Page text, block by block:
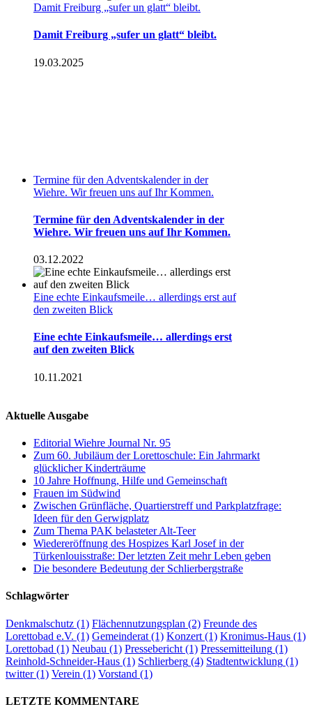
Damit Freiburg „sufer un glatt“ bleibt.
Damit Freiburg „sufer un glatt“ bleibt.
19.03.2025
Termine für den Adventskalender in der
Wiehre. Wir freuen uns auf Ihr Kommen.
Termine für den Adventskalender in der
Wiehre. Wir freuen uns auf Ihr Kommen.
03.12.2022
Eine echte Einkaufsmeile… allerdings erst auf
den zweiten Blick
Eine echte Einkaufsmeile… allerdings erst
auf den zweiten Blick
10.11.2021
Aktuelle Ausgabe
Editorial Wiehre Journal Nr. 95
Zum 60. Jubiläum der Lorettoschule: Ein Jahrmarkt
glücklicher Kinderträume
10 Jahre Hoffnung, Hilfe und Gemeinschaft
Frauen im Südwind
Zwischen Grünfläche, Quartierstreff und Parkplatzfrage:
Ideen für den Gerwigplatz
Zum Thema PAK belasteter Alt-Teer
Wiedereröffnung des Hospizes Karl Josef in der
Türkenlouisstraße: Der letzten Zeit mehr Leben geben
Die besondere Bedeutung der Schlierbergstraße
Schlagwörter
Denkmalschutz (1) Flächennutzungsplan (2) Freunde des
Lorettobad e.V. (1) Gemeinderat (1) Konzert (1) Kronimus-Haus (1)
Lorettobad (1) Neubau (1) Pressebericht (1) Pressemitteilung (1)
Reinhold-Schneider-Haus (1) Schlierberg (4) Stadtentwicklung (1)
twitter(1) Verein (1) Vorstand (1)
LETZTE KOMMENTARE